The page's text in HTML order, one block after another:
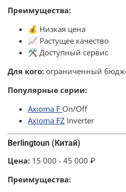
Преимущества:
💰 Низкая цена
📈 Растущее качество
🛠️ Доступный сервис
Для кого:ограниченный
Популярные серии:
Axioma F On/Off
Axioma FZ Inverter
Berlingtoun (Китай)
Цена: 15 000 - 45 000 ₽
Преимущества: